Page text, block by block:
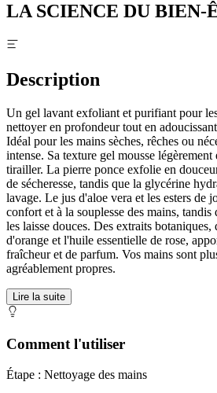
LA SCIENCE DU BIEN-
Description
Un gel lavant exfoliant et purifiant pour
nettoyer en profondeur tout en
Idéal pour les mains sèches, rêches ou
intense. Sa texture gel mousse
tirailler. La pierre ponce exfolie en
de sécheresse, tandis que la glycérine
lavage. Le jus d'aloe vera et les esters de
confort et à la souplesse des mains,
les laisse douces. Des extraits
d'orange et l'huile essentielle de rose,
fraîcheur et de parfum. Vos mains sont
agréablement propres.
Lire la suite
Comment l'utiliser
Étape : Nettoyage des mains